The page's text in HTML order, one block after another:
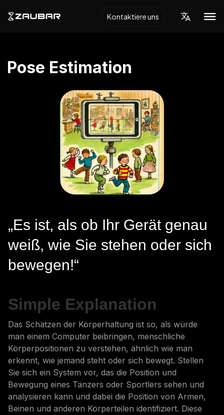
Kontaktiere uns
Pose Estimation
„Es ist, als ob Ihr Gerät genau
weiß, wie Sie stehen oder sich
bewegen!“
Simple Explanation
Das Schätzen der Körperhaltung ist so, als würde
man einem Computer beibringen, menschliche
Körperpositionen zu verstehen, ähnlich wie man
erkennt, wie jemand steht oder sich bewegt. Stellen
Sie sich ein System vor, das die Position und
Bewegung eines Tänzers oder Sportlers sehen und
analysieren kann und dabei die Position von Armen,
Beinen und anderen Körperteilen identifiziert. Diese